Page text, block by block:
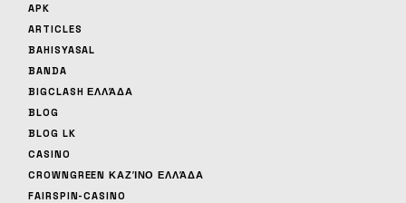
APK
ARTICLES
BAHISYASAL
BANDA
BIGCLASH ΕΛΛΆΔΑ
BLOG
BLOG LK
CASINO
CROWNGREEN ΚΑΖΊΝΟ ΕΛΛΆΔΑ
FAIRSPIN-CASINO